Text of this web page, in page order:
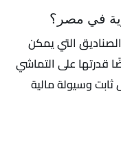
في مصر؟
التي يمكن
قدرتها على التماشي
وسيولة مالية